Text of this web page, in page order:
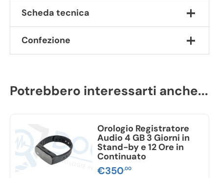
Scheda tecnica
Autonomia:
200 ore in standby, 75 ore in
registrazione continua.
Formato file:MP3.
Frequenza di campionamento:
48 kHz.
USB con riconoscimento come
unità esterna “CR-75”.
Dimensioni:
4,7 x 2,2 x 1,5 cm.
Alimentazione:batteria ricaricabile agli ioni di
litio.
Confezione
1 Manuale di istruzioni in italiano
Potrebbero interessarti anche...
Orologio Registratore
Audio 4 GB 3 Giorni in
Stand-by e 12 Ore in
Continuato
€350,00